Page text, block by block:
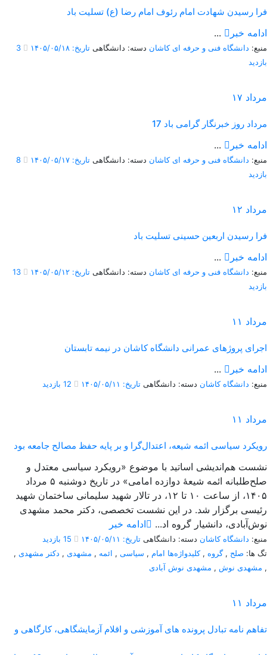
فرا رسیدن شهادت امام رئوف امام رضا (ع) تسلیت باد
... ادامه خبر
منبع: دانشگاه فنی و حرفه ای کاشان دسته: دانشگاهی تاریخ: ۱۴۰۵/۰۵/۱۸
3
بازدید
۱۷ مرداد
17 مرداد روز خبرنگار گرامی باد
... ادامه خبر
منبع: دانشگاه فنی و حرفه ای کاشان دسته: دانشگاهی تاریخ: ۱۴۰۵/۰۵/۱۷
8
بازدید
۱۲ مرداد
فرا رسیدن اربعین حسینی تسلیت باد
... ادامه خبر
منبع: دانشگاه فنی و حرفه ای کاشان دسته: دانشگاهی تاریخ: ۱۴۰۵/۰۵/۱۲
13
بازدید
۱۱ مرداد
اجرای پروژهای عمرانی دانشگاه کاشان در نیمه تابستان
... ادامه خبر
منبع: دانشگاه کاشان دسته: دانشگاهی تاریخ: ۱۴۰۵/۰۵/۱۱
۱۱ مرداد
رویکرد سیاسی ائمه شیعه، اعتدال‌گرا و بر پایه حفظ مصالح جامعه بود
نشست هم‌اندیشی اساتید با موضوع «رویکرد سیاسی معتدل و
صلح‌طلبانه ائمه شیعۀ دوازده امامی» در تاریخ دوشنبه ۵ مرداد
۱۴۰۵، از ساعت ۱۰ تا ۱۲، در تالار شهید سلیمانی ساختمان شهید
رئیسی برگزار شد. در این نشست تخصصی، دکتر محمد مشهدی
نوش‌آبادی، دانشیار گروه اد...
ادامه خبر
منبع: دانشگاه کاشان دسته: دانشگاهی تاریخ: ۱۴۰۵/۰۵/۱۱
تگ ها: صلح ,گروه ,کلیدواژه‌ها امام , سیاسی , ائمه , مشهدی , دکتر مشهدی ,
مشهدی نوش , مشهدی نوش آبادی ,
۱۱ مرداد
تفاهم نامه تبادل پرونده‌ های آموزشی و اقلام آزمایشگاهی، کارگاهی و